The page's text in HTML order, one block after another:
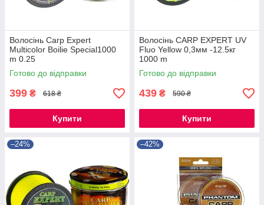
Волосінь Сагр Expert
Multicolor Boilie Special1000
m 0.25
Готово до відправки
399 ₴ 618 ₴
Купити
Волосінь CARP EXPERT UV
Fluo Yellow 0,3мм -12.5кг
1000 m
Готово до відправки
439 ₴ 590 ₴
Купити
–24% –42%